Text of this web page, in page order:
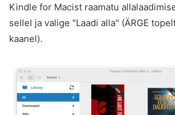
Kindle for Macist raamatu
sellel ja valige "Laadi alla" (ÄRGE
kaanel).